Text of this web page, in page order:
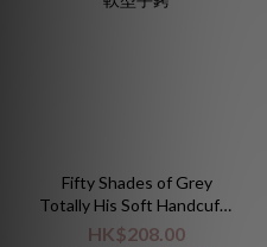
Fifty Shades of Grey
Totally His Soft Handcuffs
柔軟型手銬
HK$208.00